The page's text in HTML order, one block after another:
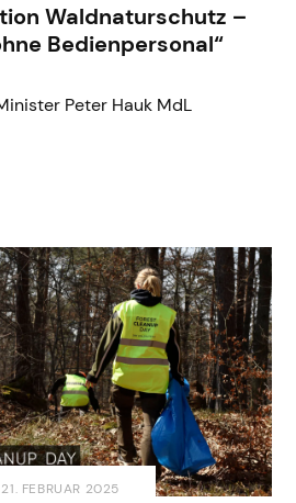
Waldnaturschutz –
Bedienpersonal“
Peter Hauk MdL
FEBRUAR 2025